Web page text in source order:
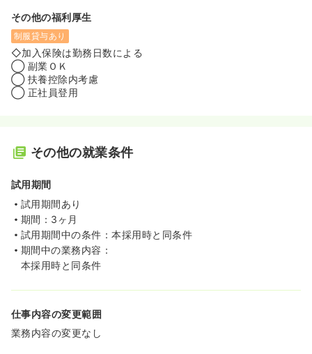
その他の福利厚生
制服貸与あり
◇加入保険は勤務日数による
◯ 副業ＯＫ
◯ 扶養控除内考慮
◯ 正社員登用
その他の就業条件
試用期間
試用期間あり
期間：3ヶ月
試用期間中の条件：本採用時と同条件
期間中の業務内容：
本採用時と同条件
仕事内容の変更範囲
業務内容の変更なし